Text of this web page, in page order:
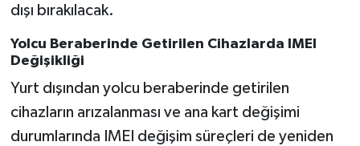
dışı bırakılacak.
Yolcu Beraberinde Getirilen Cihazlarda IMEI
Değişikliği
Yurt dışından yolcu beraberinde getirilen
cihazların arızalanması ve ana kart değişimi
durumlarında IMEI değişim süreçleri de yeniden